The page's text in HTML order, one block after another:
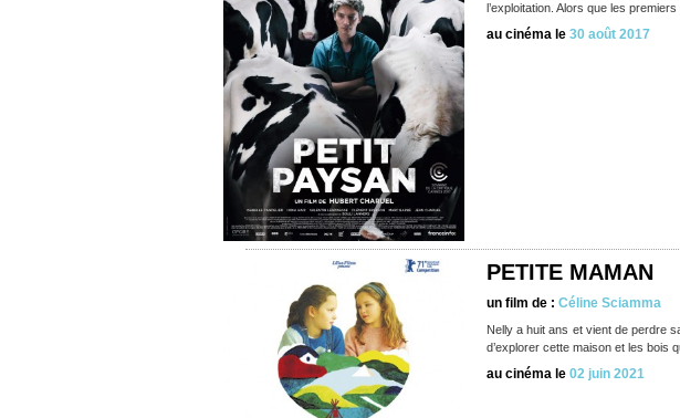
l’exploitation. Alors que les
au cinéma le 30 août 2017
PETITE MAMAN
un film de : Céline Sciamma
Nelly a huit ans et vient de perdre
d’explorer cette maison et les bois
au cinéma le 02 juin 2021